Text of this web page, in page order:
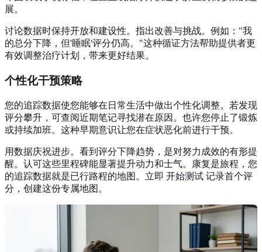
展。
讨论数据时保持开放和建设性。指出改善与挑战。例如："我
的总分下降，但'睡眠'评分仍高。"这种循证方法帮助提供者更
有效调整治疗计划，带来更好结果。
个性化干预策略
您的追踪数据使您能够在日常生活中做出个性化调整。若发现
评分攀升，可查阅近期笔记寻找潜在原因。也许您停止了锻炼
或持续加班。这种早期意识让您在症状恶化前进行干预。
用数据庆祝进步。看到评分下降趋势，是对努力成效的有形提
醒。认可这些里程碑能显著提升动力和士气。康复是旅程，您
的追踪数据就是已行路程的地图。立即 开始测试 记录首个评
分，创建这份专属地图。